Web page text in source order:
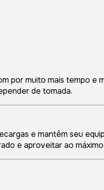
por muito mais tempo
de tomada.
e mantêm seu
e aproveitar ao